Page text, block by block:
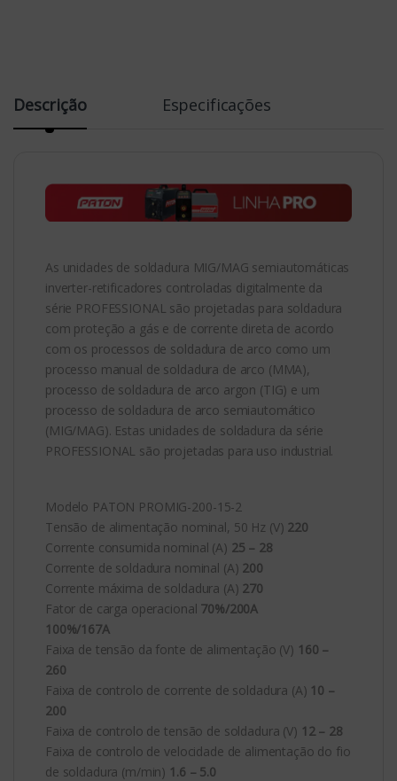
Descrição Especificações
As unidades de soldadura MIG/MAG semiautomáticas
inverter-retificadores controladas digitalmente da
série PROFESSIONAL são projetadas para soldadura
com proteção a gás e de corrente direta de acordo
com os processos de soldadura de arco como um
processo manual de soldadura de arco (MMA),
processo de soldadura de arco argon (TIG) e um
processo de soldadura de arco semiautomático
(MIG/MAG). Estas unidades de soldadura da série
PROFESSIONAL são projetadas para uso industrial.
Modelo PATON PROMIG-200-15-2
Tensão de alimentação nominal, 50 Hz (V) 220
Corrente consumida nominal (A) 25 – 28
Corrente de soldadura nominal (A) 200
Corrente máxima de soldadura (A) 270
Fator de carga operacional 70%/200А
100%/167A
Faixa de tensão da fonte de alimentação (V) 160 –
260
Faixa de controlo de corrente de soldadura (A) 10 –
200
Faixa de controlo de tensão de soldadura (V) 12 – 28
Faixa de controlo de velocidade de alimentação do fio
de soldadura (m/min) 1.6 – 5.0